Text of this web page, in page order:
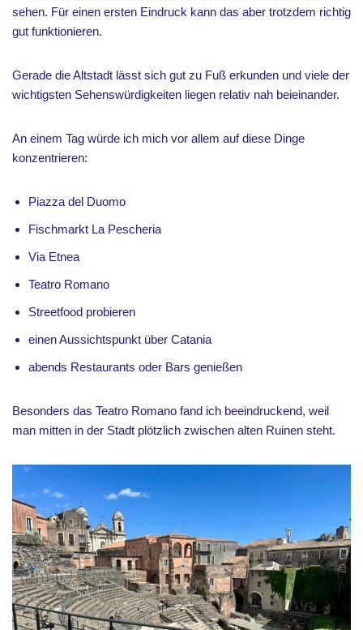
sehen. Für einen ersten Eindruck kann das aber trotzdem richtig
gut funktionieren.
Gerade die Altstadt lässt sich gut zu Fuß erkunden und viele der
wichtigsten Sehenswürdigkeiten liegen relativ nah beieinander.
An einem Tag würde ich mich vor allem auf diese Dinge
konzentrieren:
Piazza del Duomo
Fischmarkt La Pescheria
Via Etnea
Teatro Romano
Streetfood probieren
einen Aussichtspunkt über Catania
abends Restaurants oder Bars genießen
Besonders das Teatro Romano fand ich beeindruckend, weil
man mitten in der Stadt plötzlich zwischen alten Ruinen steht.